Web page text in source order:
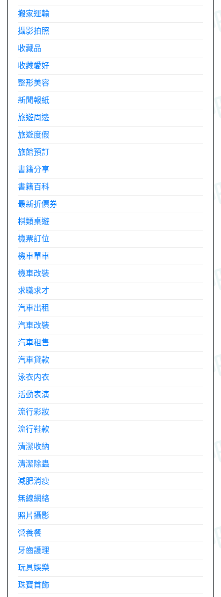
搬家運輸
攝影拍照
收藏品
收藏愛好
整形美容
新聞報紙
旅遊周邊
旅遊度假
旅館預訂
書籍分享
書籍百科
最新折價券
棋類桌遊
機票訂位
機車單車
機車改裝
求職求才
汽車出租
汽車改裝
汽車租售
汽車貸款
泳衣内衣
活動表演
流行彩妝
流行鞋款
清潔收納
清潔除蟲
減肥消瘦
無線網絡
照片攝影
營養餐
牙齒護理
玩具娛樂
珠寶首飾